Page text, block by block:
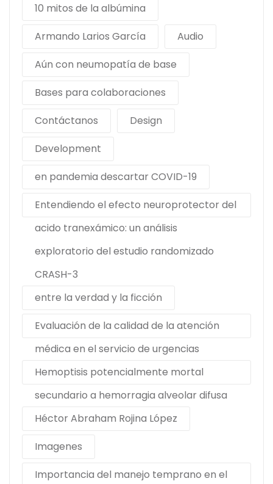
10 mitos de la albúmina
Armando Larios García
Audio
Aún con neumopatía de base
Bases para colaboraciones
Contáctanos
Design
Development
en pandemia descartar COVID-19
Entendiendo el efecto neuroprotector del
acido tranexámico: un análisis
exploratorio del estudio randomizado
CRASH-3
entre la verdad y la ficción
Evaluación de la calidad de la atención
médica en el servicio de urgencias
Hemoptisis potencialmente mortal
secundario a hemorragia alveolar difusa
Héctor Abraham Rojina López
Imagenes
Importancia del manejo temprano en el